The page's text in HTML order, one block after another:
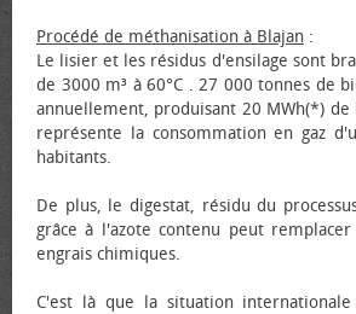
Procédé de méthanisation à Blajan :
Le lisier et les résidus d'ensilage sont
de 3000 m³ à 60°C . 27 000 tonnes de
annuellement, produisant 20 MWh(*)
représente la consommation en gaz
habitants.
De plus, le digestat, résidu du
grâce à l'azote contenu peut
engrais chimiques.
C'est là que la situation